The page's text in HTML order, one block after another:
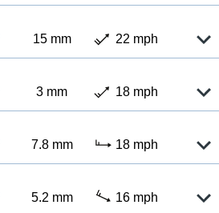
15 mm 22 mph
3 mm 18 mph
7.8 mm 18 mph
5.2 mm 16 mph